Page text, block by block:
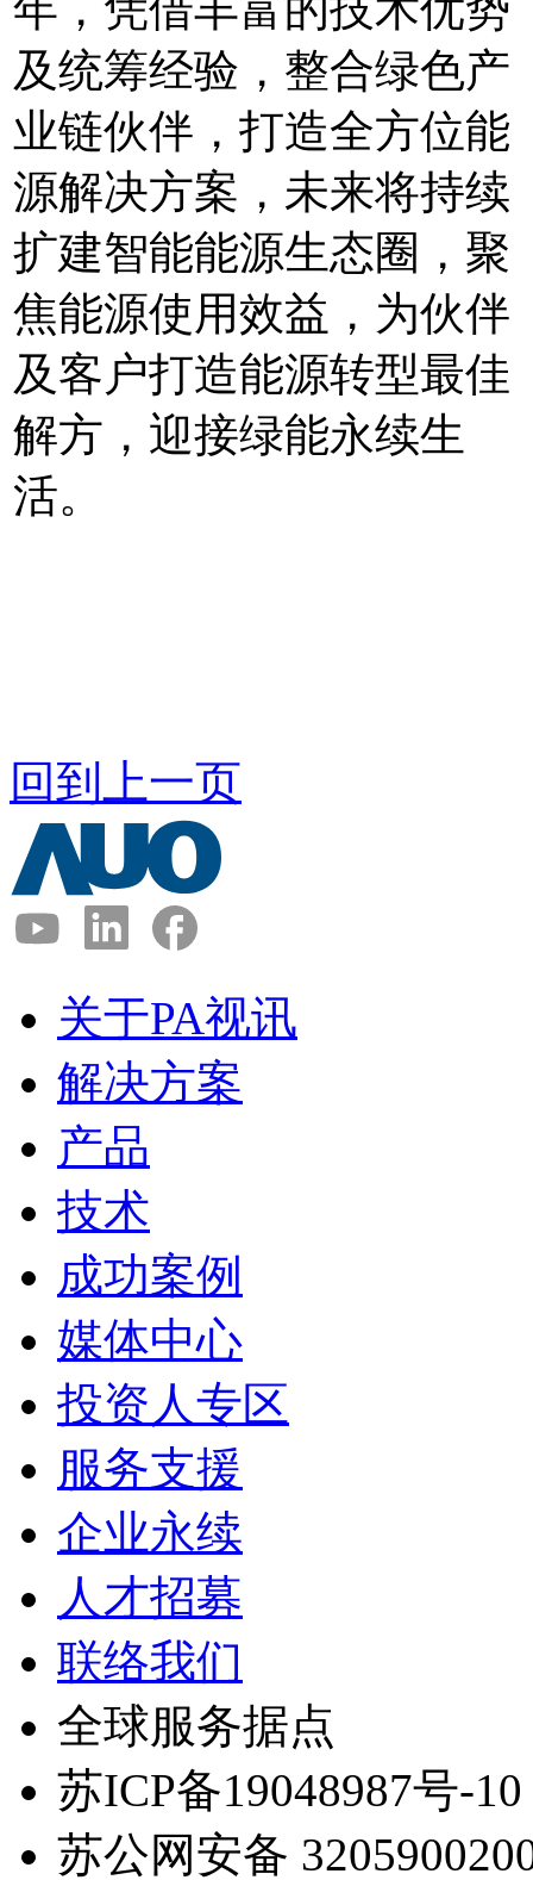
及统筹经验，整合绿色产
业链伙伴，打造全方位能
源解决方案，未来将持续
扩建智能能源生态圈，聚
焦能源使用效益，为伙伴
及客户打造能源转型最佳
解方，迎接绿能永续生
活。
回到上一页
关于PA视讯
解决方案
产品
技术
成功案例
媒体中心
投资人专区
服务支援
企业永续
人才招募
联络我们
全球服务据点
苏ICP备19048987号-10
苏公网安备